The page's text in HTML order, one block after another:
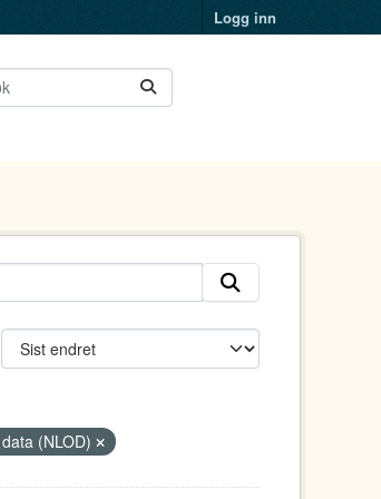
Logg inn
(NLOD)